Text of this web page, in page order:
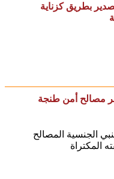
بطريق كزناية
مصالح أمن طنجة
الجنسية المصالح
المكتراة